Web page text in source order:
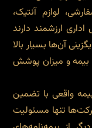
لوازم آنتیک،
ارزشمند دارند
آن‌ها بسیار بالا
بیمه و میزان پوشش
واقعی با تضمین
تنها مسئولیت